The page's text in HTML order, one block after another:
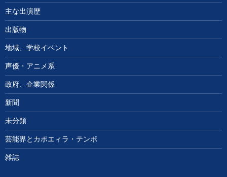
主な出演歴
出版物
地域、学校イベント
声優・アニメ系
政府、企業関係
新聞
未分類
芸能界とカポエィラ・テンポ
雑誌